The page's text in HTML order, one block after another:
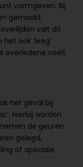
vormgeven. Bij
gemaakt.
valt dit
ook ‘leeg’
overledene voelt
het geval bij
Hierbij worden
de geuren
gelegd,
of speciale